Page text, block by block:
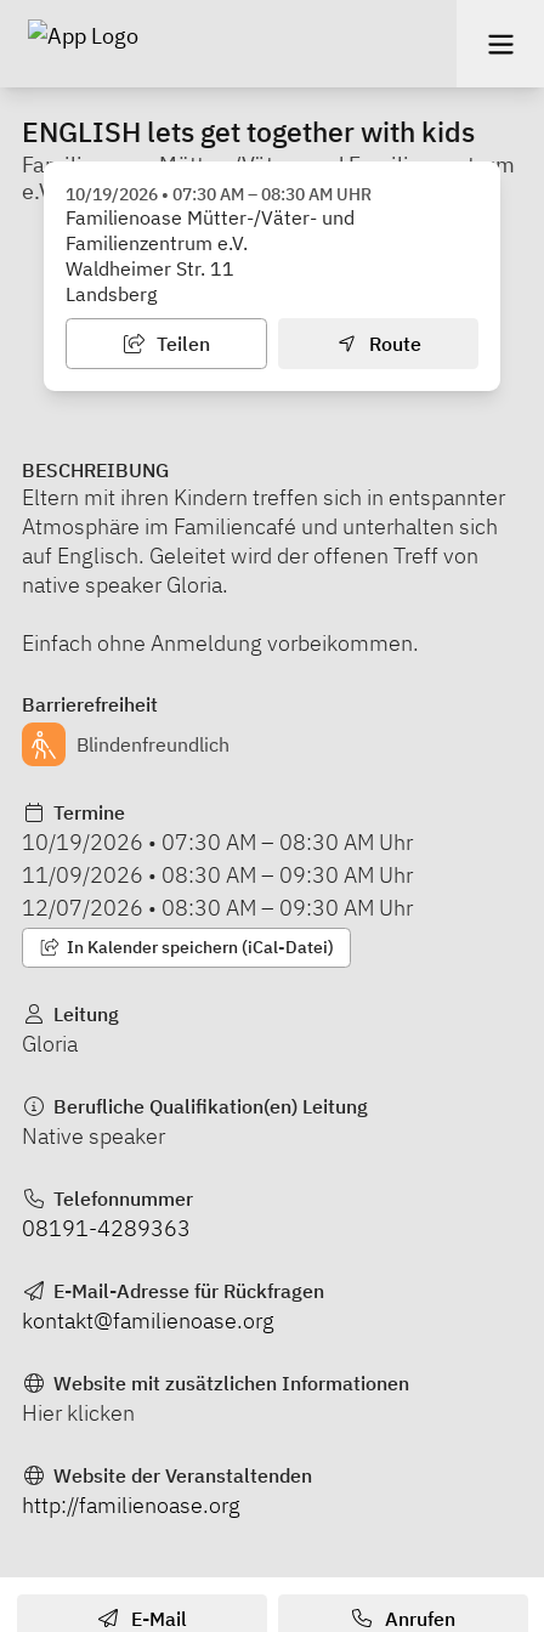
ENGLISH lets get together with kids
Familienoase Mütter-/Väter- und Familienzentrum
e.V.
10/19/2026 • 07:30 AM–08:30 AM UHR
Familienoase Mütter-/Väter- und
Familienzentrum e.V.
Waldheimer Str. 11
Landsberg
Teilen Route
BESCHREIBUNG
Eltern mit ihren Kindern treffen sich in entspannter
Atmosphäre im Familiencafé und unterhalten sich
auf Englisch. Geleitet wird der offenen Treff von
native speaker Gloria.
Einfach ohne Anmeldung vorbeikommen.
Barrierefreiheit
Blindenfreundlich
Termine
10/19/2026 • 07:30 AM – 08:30 AM Uhr
11/09/2026 • 08:30 AM – 09:30 AM Uhr
12/07/2026 • 08:30 AM – 09:30 AM Uhr
In Kalender speichern (iCal-Datei)
Leitung
Gloria
Berufliche Qualifikation(en) Leitung
Native speaker
Telefonnummer
08191-4289363
E-Mail-Adresse für Rückfragen
kontakt@familienoase.org
Website mit zusätzlichen Informationen
Hier klicken
Website der Veranstaltenden
http://familienoase.org
E-Mail Anrufen